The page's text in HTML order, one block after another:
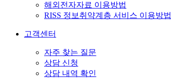
해외전자자료 이용방법
RISS 정보취약계층 서비스 이용방법
고객센터
자주 찾는 질문
상담 신청
상담 내역 확인